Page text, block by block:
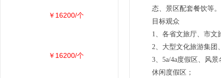
态、景区配套餐饮等。
目标观众
1、各省文旅厅、市文
2、大型文化旅游集团
3、5a/4a度假区、风
休闲度假区；
￥16200/个
￥16200/个